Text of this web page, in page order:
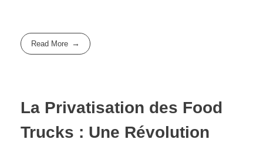
Read More
La Privatisation des Food
Trucks : Une Révolution